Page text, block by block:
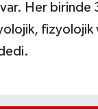
Her birinde
fizyolojik